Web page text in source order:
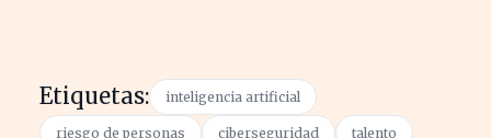
Etiquetas: inteligencia artificial
riesgo de personas ciberseguridad talento